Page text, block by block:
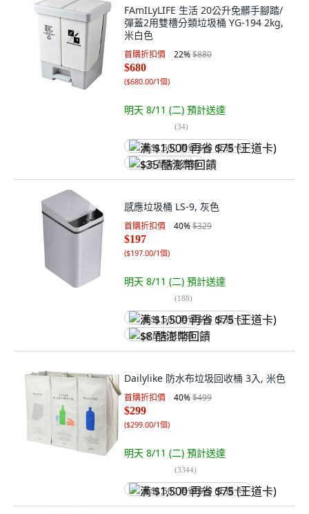
FAmILyLIFE 生活 20公升免髒手腳踏/
彈蓋2用雙槽分類垃圾桶 YG-194 2kg,
米白色
首購折扣價 22%$880
$680
($680.00/1個)
明天 8/11 (二) 預計送達
(34)
满 $1,500 再省 $75 (王道卡)
$35 酷澎幣回饋
感應垃圾桶 LS-9, 灰色
首購折扣價 40%$329
$197
($197.00/1個)
明天 8/11 (二) 預計送達
(188)
满 $1,500 再省 $75 (王道卡)
$8 酷澎幣回饋
Dailylike 防水布垃圾回收桶 3入, 米色
首購折扣價 40%$499
$299
($299.00/1個)
明天 8/11 (二) 預計送達
(3344)
满 $1,500 再省 $75 (王道卡)